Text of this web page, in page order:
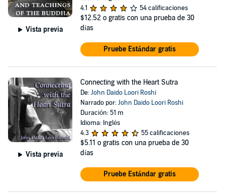
Vista previa
4.1
54 calificaciones
$12.52 o gratis con una prueba de 30
días
Pruebe Estándar gratis
Vista previa
Connecting with the Heart Sutra
De:John Daido Loori Roshi
Narrado por:John Daido Loori Roshi
Duración: 51 m
Idioma: Inglés
4.3
55 calificaciones
$5.11 o gratis con una prueba de 30
días
Pruebe Estándar gratis